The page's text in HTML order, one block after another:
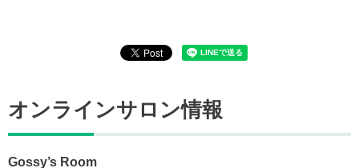
オンラインサロン情報
Gossy’s Room